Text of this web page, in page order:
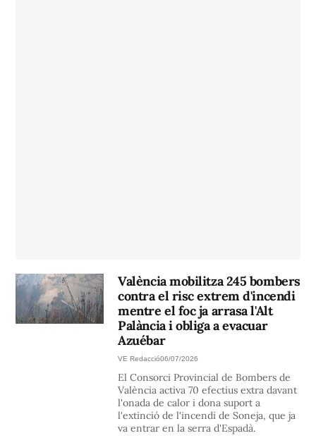
València mobilitza 245 bombers
contra el risc extrem d'incendi
mentre el foc ja arrasa l'Alt
Palància i obliga a evacuar
Azuébar
VE Redacció06/07/2026
El Consorci Provincial de Bombers de
València activa 70 efectius extra davant
l'onada de calor i dona suport a
l'extinció de l'incendi de Soneja, que ja
va entrar en la serra d'Espadà.